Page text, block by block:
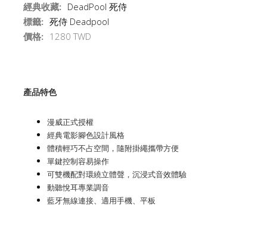
經典收藏: DeadPool 死侍
標籤: 死侍 Deadpool
價格: 1280 TWD
產品特色
漫威正式授權
經典電影腳色設計風格
體積輕巧不占空間，隨附掛繩攜帶方便
單鍵控制容易操作
可雙機配對環繞立體聲，沉浸式音效體驗
動聽悅耳專業調音
藍牙無線連接、適用手機、平板